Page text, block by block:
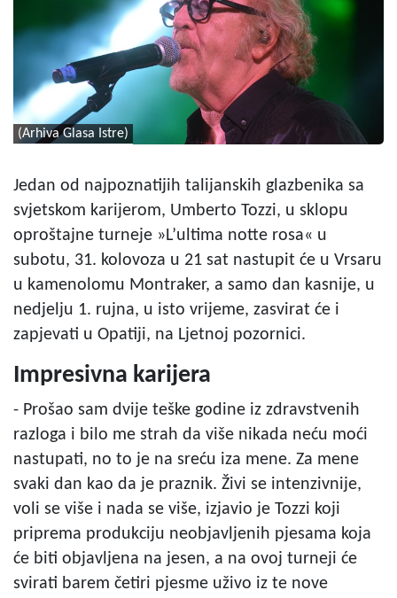
(Arhiva Glasa Istre)
Jedan od najpoznatijih talijanskih glazbenika sa
svjetskom karijerom, Umberto Tozzi, u sklopu
oproštajne turneje »L’ultima notte rosa« u
subotu, 31. kolovoza u 21 sat nastupit će u Vrsaru
u kamenolomu Montraker, a samo dan kasnije, u
nedjelju 1. rujna, u isto vrijeme, zasvirat će i
zapjevati u Opatiji, na Ljetnoj pozornici.
Impresivna karijera
- Prošao sam dvije teške godine iz zdravstvenih
razloga i bilo me strah da više nikada neću moći
nastupati, no to je na sreću iza mene. Za mene
svaki dan kao da je praznik. Živi se intenzivnije,
voli se više i nada se više, izjavio je Tozzi koji
priprema produkciju neobjavljenih pjesama koja
će biti objavljena na jesen, a na ovoj turneji će
svirati barem četiri pjesme uživo iz te nove